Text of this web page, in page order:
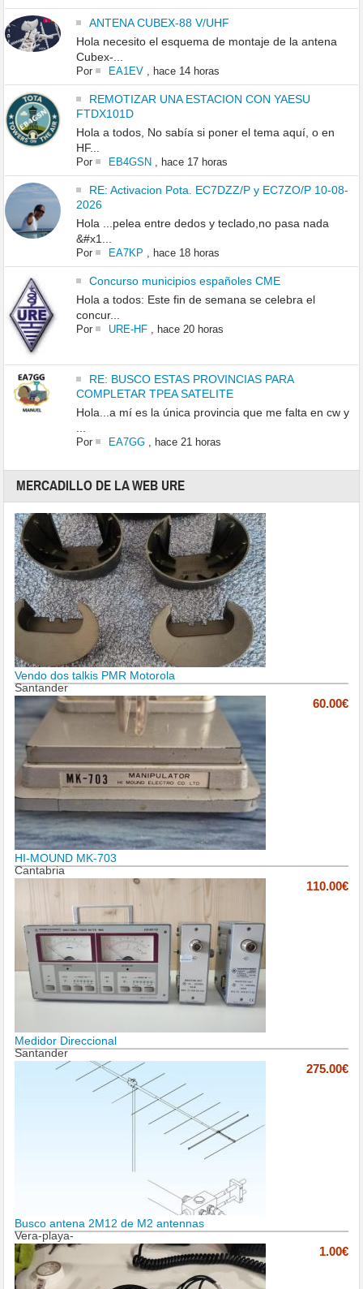
ANTENA CUBEX-88 V/UHF
Hola necesito el esquema de montaje de la antena
Cubex-...
Por EA1EV, hace 14 horas
REMOTIZAR UNA ESTACION CON YAESU
FTDX101D
Hola a todos, No sabía si poner el tema aquí, o en
HF...
Por EB4GSN, hace 17 horas
RE: Activacion Pota. EC7DZZ/P y EC7ZO/P 10-08-
2026
Hola ...pelea entre dedos y teclado,no pasa nada
&#x1...
Por EA7KP hace 18 horas
Concurso municipios españoles CME
Hola a todos: Este fin de semana se celebra el
concur...
Por URE-HF, hace 20 horas
RE: BUSCO ESTAS PROVINCIAS PARA
COMPLETAR TPEA SATELITE
Hola...a mí es la única provincia que me falta en cw y
Por EA7GG, hace 21 horas
MERCADILLO DE LA WEB URE
Vendo dos talkis PMR Motorola
Santander
60.00€
HI-MOUND MK-703
Cantabria
110.00€
Medidor Direccional
Santander
275.00€
Busco antena 2M12 de M2 antennas
Vera-playa-
1.00€